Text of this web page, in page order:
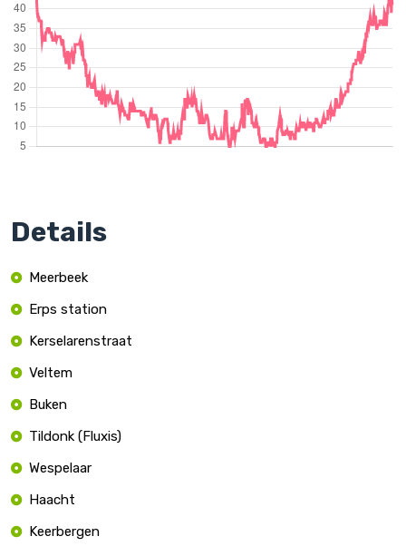
Details
Meerbeek
Erps station
Kerselarenstraat
Veltem
Buken
Tildonk (Fluxis)
Wespelaar
Haacht
Keerbergen